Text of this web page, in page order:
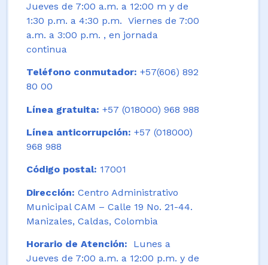
Jueves de 7:00 a.m. a 12:00 m y de
1:30 p.m. a 4:30 p.m. Viernes de 7:00
a.m. a 3:00 p.m. , en jornada
continua
Teléfono conmutador: +57(606) 892
80 00
Línea gratuita: +57 (018000) 968 988
Línea anticorrupción: +57 (018000)
968 988
Código postal: 17001
Dirección: Centro Administrativo
Municipal CAM – Calle 19 No. 21-44.
Manizales, Caldas, Colombia
Horario de Atención: Lunes a
Jueves de 7:00 a.m. a 12:00 p.m. y de